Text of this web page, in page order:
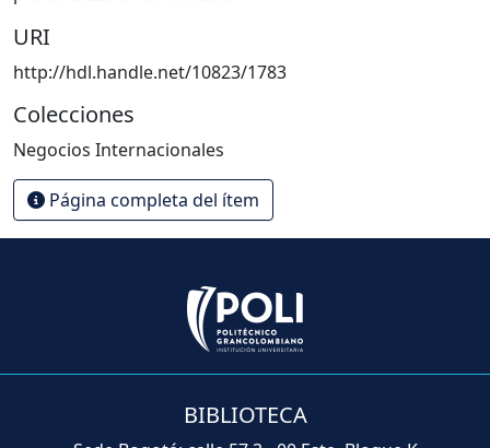
URI
http://hdl.handle.net/10823/1783
Colecciones
Negocios Internacionales
Página completa del ítem
BIBLIOTECA